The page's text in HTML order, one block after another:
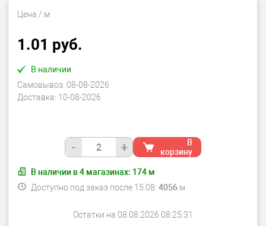
Цена / м
1.01 руб.
В наличии
Самовывоз: 08-08-2026
Доставка: 10-08-2026
- +
В
корзину
В наличии в4 магазинах: 174м
Доступно под заказ после 15.08: 4056м
Остатки на 08.08.2026 08:25:31